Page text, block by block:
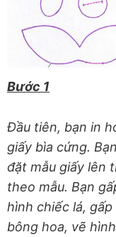
Bước 1
Đầu tiên, bạn in
giấy bìa cứng.
đặt mẫu giấy lên
theo mẫu. Bạn
hình chiếc lá,
bông hoa, vẽ